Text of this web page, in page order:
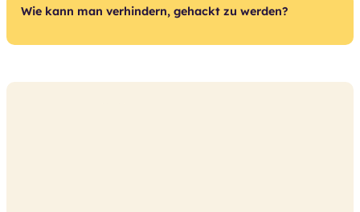
Wie kann man verhindern, gehackt zu werden?